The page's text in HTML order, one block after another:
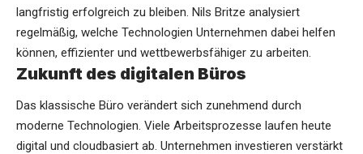
langfristig erfolgreich zu bleiben. Nils Britze analysiert
regelmäßig, welche Technologien Unternehmen dabei helfen
können, effizienter und wettbewerbsfähiger zu arbeiten.
Zukunft des digitalen Büros
Das klassische Büro verändert sich zunehmend durch
moderne Technologien. Viele Arbeitsprozesse laufen heute
digital und cloudbasiert ab. Unternehmen investieren verstärkt